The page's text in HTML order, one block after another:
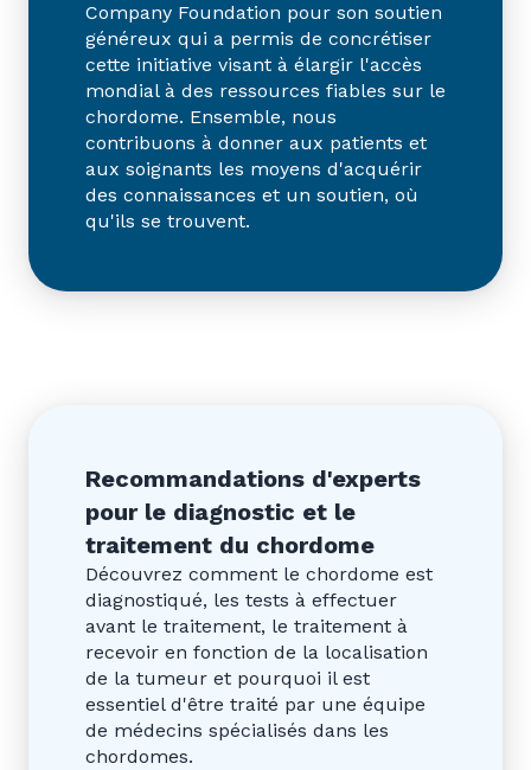
Company Foundation pour son soutien
généreux qui a permis de concrétiser
cette initiative visant à élargir l'accès
mondial à des ressources fiables sur le
chordome. Ensemble, nous
contribuons à donner aux patients et
aux soignants les moyens d'acquérir
des connaissances et un soutien, où
qu'ils se trouvent.
Recommandations d'experts
pour le diagnostic et le
traitement du chordome
Découvrez comment le chordome est
diagnostiqué, les tests à effectuer
avant le traitement, le traitement à
recevoir en fonction de la localisation
de la tumeur et pourquoi il est
essentiel d'être traité par une équipe
de médecins spécialisés dans les
chordomes.